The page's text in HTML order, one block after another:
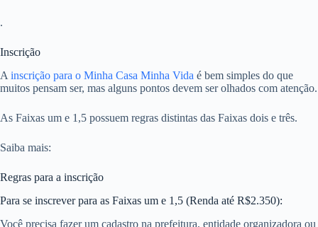
.
Inscrição
A inscrição para o Minha Casa Minha Vida é bem simples do que
muitos pensam ser, mas alguns pontos devem ser olhados com atenção.
As Faixas um e 1,5 possuem regras distintas das Faixas dois e três.
Saiba mais:
Regras para a inscrição
Para se inscrever para as Faixas um e 1,5 (Renda até R$2.350):
Você precisa fazer um cadastro na prefeitura, entidade organizadora ou